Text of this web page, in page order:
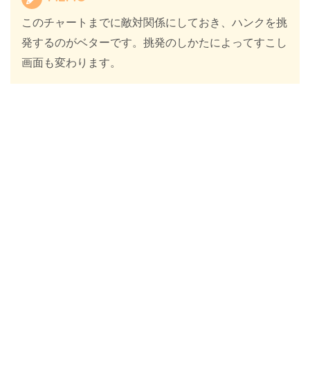
このチャートまでに敵対関係にしておき、ハンクを挑
発するのがベターです。挑発のしかたによってすこし
画面も変わります。